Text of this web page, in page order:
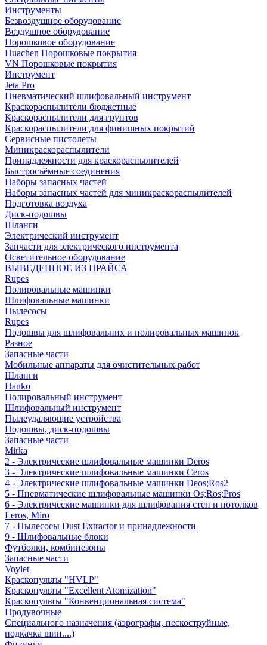
Инструменты
Безвоздушное оборудование
Воздушное оборудование
Порошковое оборудование
Huachen Порошковые покрытия
VN Порошковые покрытия
Инструмент
Jeta Pro
Пневматический шлифовальный инструмент
Краскораспылители бюджетные
Краскораспылители для грунтов
Краскораспылители для финишных покрытий
Сервисные пистолеты
Миникраскораспылители
Принадлежности для краскораспылителей
Быстросъёмные соединения
Наборы запасных частей
Наборы запасных частей для миникраскораспылителей
Подготовка воздуха
Диск-подошвы
Шланги
Электрический инструмент
Запчасти для электрического инструмента
Осветительное оборудование
ВЫВЕДЕННОЕ ИЗ ПРАЙСА
Rupes
Полировальные машинки
Шлифовальные машинки
Пылесосы
Rupes
Подошвы для шлифовальних и полировальных машинок
Разное
Запасные части
Мобильные аппараты для очистительных работ
Шланги
Hanko
Полировальный инструмент
Шлифовальный инструмент
Пылеудаляющие устройства
Подошвы, диск-подошвы
Запасные части
Mirka
2 - Электрические шлифовальные машинки Deros
3 - Электрические шлифовальные машинки Ceros
4 - Электрические шлифовальные машинки Deos;Ros2
5 - Пневматические шлифовальные машинки Os;Ros;Pros
6 - Электрические машинки для шлифования стен и потолков
Leros, Miro
7 - Пылесосы Dust Extractor и принадлежности
9 - Шлифовальные блоки
Футболки, комбинезоны
Запасные части
Voylet
Краскопульты "HVLP"
Краскопульты "Excellent Atomization"
Краскопульты "Конвенциональная система"
Продувочные
Специального назначения (аэрографы, пескоструйные,
подкачка шин....)